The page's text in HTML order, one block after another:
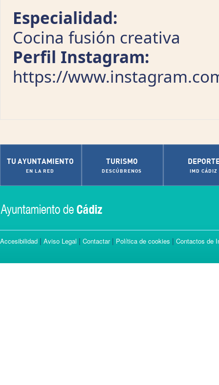
Especialidad:
Cocina fusión creativa
Perfil Instagram:
https://
TU AYUNTAMIENTO
EN LA RED
TURISMO
DESCÚBRENOS IMD CÁDIZ
Accesibilidad | Aviso Legal | Contactar| Política de cookies | Contactos de